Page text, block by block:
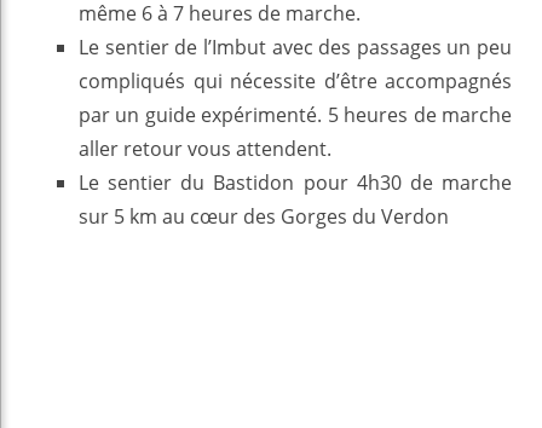
même 6 à 7 heures de marche.
Le sentier de l’Imbut avec des passages un peu
compliqués qui nécessite d’être accompagnés
par un guide expérimenté. 5 heures de marche
aller retour vous attendent.
Le sentier du Bastidon pour 4h30 de marche
sur 5 km au cœur des Gorges du Verdon